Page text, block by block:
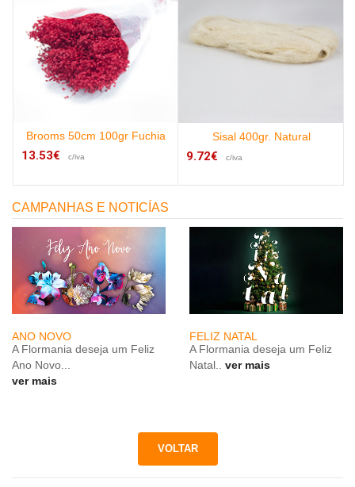
Brooms 50cm 100gr Fuchia
13.53€ c/iva
Sisal 400gr. Natural
9.72€ c/iva
CAMPANHAS E NOTICÍAS
ANO NOVO
A Flormania deseja um Feliz
Ano Novo...
ver mais
FELIZ NATAL
A Flormania deseja um Feliz
Natal..
ver mais